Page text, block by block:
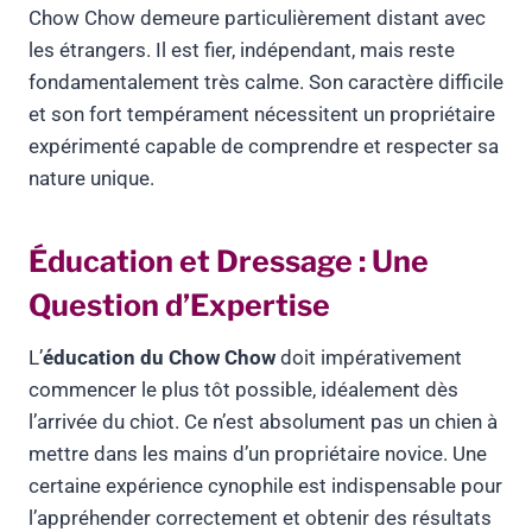
Chow Chow demeure particulièrement distant avec
les étrangers. Il est fier, indépendant, mais reste
fondamentalement très calme. Son caractère difficile
et son fort tempérament nécessitent un propriétaire
expérimenté capable de comprendre et respecter sa
nature unique.
Éducation et Dressage : Une
Question d’Expertise
L’éducation du Chow Chow doit impérativement
commencer le plus tôt possible, idéalement dès
l’arrivée du chiot. Ce n’est absolument pas un chien à
mettre dans les mains d’un propriétaire novice. Une
certaine expérience cynophile est indispensable pour
l’appréhender correctement et obtenir des résultats